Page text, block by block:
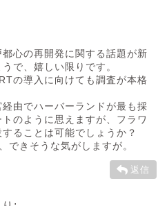
心の再開発に関する話題が新
で、嬉しい限りです。
の導入に向けても調査が本格
由でハーバーランドが最も採
のように思えますが、フラワ
ることは可能でしょうか？
できそうな気がしますが。
返信